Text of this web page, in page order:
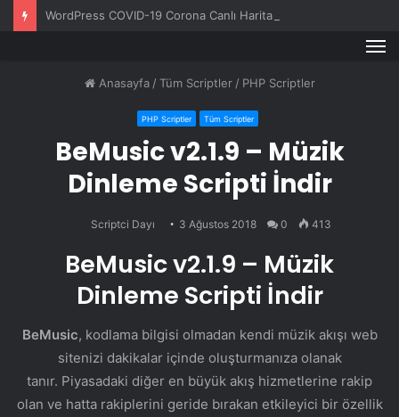
WordPress COVID-19 Corona Canlı Harita Eklentisi v1.0.3
Anasayfa / Tüm Scriptler / PHP Scriptler
PHP Scriptler Tüm Scriptler
BeMusic v2.1.9 – Müzik
Dinleme Scripti İndir
Scriptci Dayı 3 Ağustos 2018 0 413
BeMusic v2.1.9 – Müzik
Dinleme Scripti İndir
BeMusic, kodlama bilgisi olmadan kendi müzik akışı web
sitenizi dakikalar içinde oluşturmanıza olanak
tanır. Piyasadaki diğer en büyük akış hizmetlerine rakip
olan ve hatta rakiplerini geride bırakan etkileyici bir özellik